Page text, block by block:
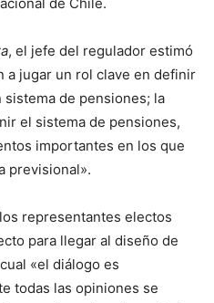
de Chile.
, el jefe del regulador estimó
a jugar un rol clave en definir
de pensiones; la
el sistema de pensiones,
importantes en los que
previsional».
representantes electos
para llegar al diseño de
«el diálogo es
todas las opiniones se